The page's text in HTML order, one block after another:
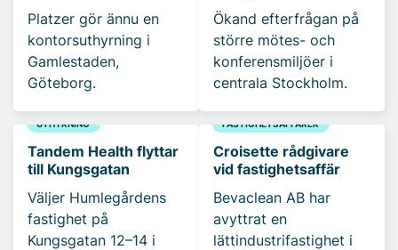
Platzer gör ännu en
kontorsuthyrning i
Gamlestaden,
Göteborg.
Ökand efterfrågan på
större mötes- och
konferensmiljöer i
centrala Stockholm.
UTHYRNING
Tandem Health flyttar
till Kungsgatan
Väljer Humlegårdens
fastighet på
Kungsgatan 12–14 i
FASTIGHETSAFFÄRER
Croisette rådgivare
vid fastighetsaffär
Bevaclean AB har
avyttrat en
lättindustrifastighet i